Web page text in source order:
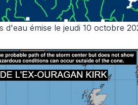
d'eau émise le jeudi 10 octobre